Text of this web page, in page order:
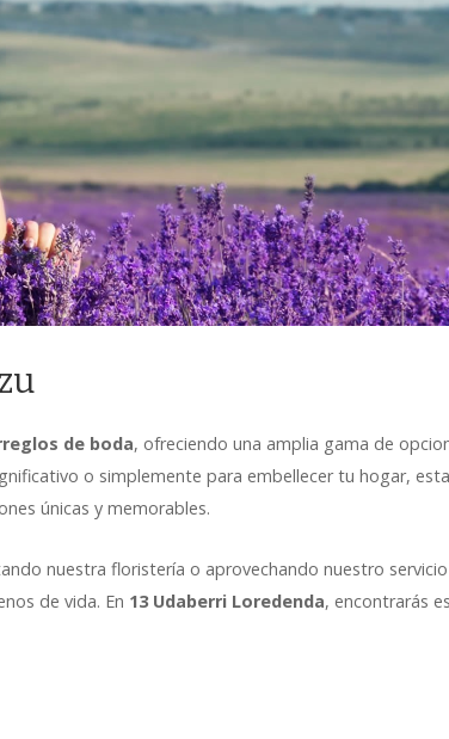
de boda, ofreciendo una amplia gama de
o simplemente para embellecer tu hogar,
únicas y memorables.
nuestra floristería o aprovechando nuestro
de vida. En 13 Udaberri Loredenda, encontrarás